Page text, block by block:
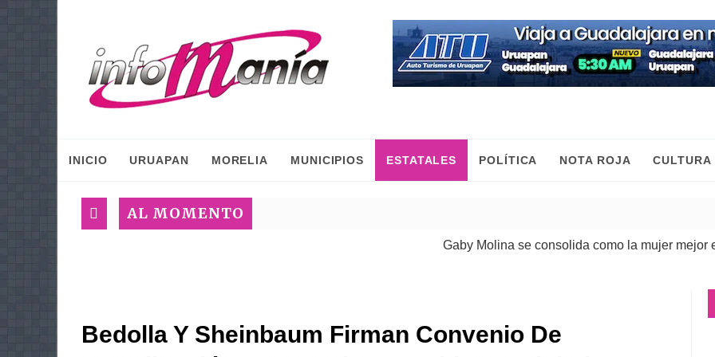
INICIO URUAPAN MORELIA MUNICIPIOS ESTATALES POLÍTICA NOTA ROJA CULTURA
AL MOMENTO
Gaby Molina se consolida como la mujer mejor
Bedolla Y Sheinbaum Firman Convenio De